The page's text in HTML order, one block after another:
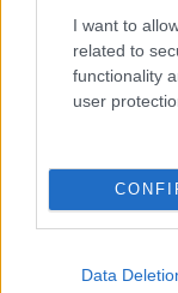
I want to
related to
functionality
user
Data